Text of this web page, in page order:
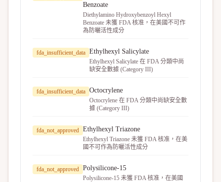
Benzoate
Diethylamino Hydroxybenzoyl Hexyl
Benzoate 未獲 FDA 核准，在美國不可作
為防曬活性成分
fda_insufficient_data Ethylhexyl Salicylate
Ethylhexyl Salicylate 在 FDA 分類中尚
缺安全數據 (Category III)
fda_insufficient_data Octocrylene
Octocrylene 在 FDA 分類中尚缺安全數
據 (Category III)
fda_not_approved Ethylhexyl Triazone
Ethylhexyl Triazone 未獲 FDA 核准，在美
國不可作為防曬活性成分
fda_not_approved Polysilicone-15
Polysilicone-15 未獲 FDA 核准，在美國